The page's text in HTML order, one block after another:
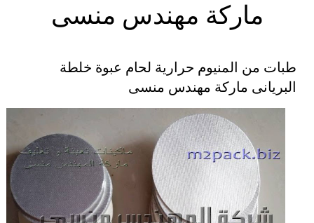
ماركة مهندس منسى
طبات من المنيوم حرارية لحام عبوة خلطة
البريانى ماركة مهندس منسى